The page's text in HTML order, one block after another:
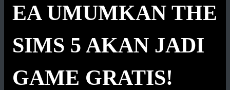
EA UMUMKAN THE
SIMS 5 AKAN JADI
GAME GRATIS!